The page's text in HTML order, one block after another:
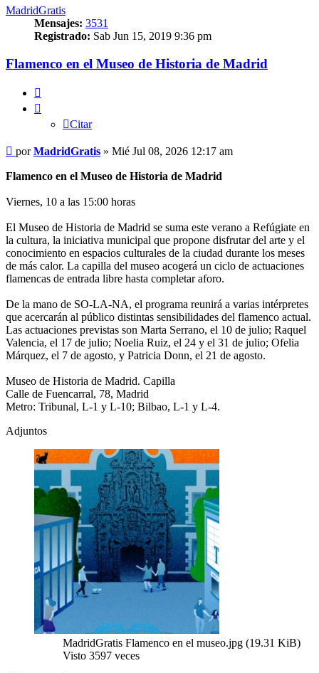
MadridGratis
Mensajes: 3531
Registrado: Sab Jun 15, 2019 9:36 pm
Flamenco en el Museo de Historia de Madrid
Citar
Mensaje
porMadridGratis » Mié Jul 08, 2026 12:17 am
Flamenco en el Museo de Historia de Madrid
Viernes, 10 a las 15:00 horas
El Museo de Historia de Madrid se suma este verano a Refúgiate en
la cultura, la iniciativa municipal que propone disfrutar del arte y el
conocimiento en espacios culturales de la ciudad durante los meses
de más calor. La capilla del museo acogerá un ciclo de actuaciones
flamencas de entrada libre hasta completar aforo.
De la mano de SO-LA-NA, el programa reunirá a varias intérpretes
que acercarán al público distintas sensibilidades del flamenco actual.
Las actuaciones previstas son Marta Serrano, el 10 de julio; Raquel
Valencia, el 17 de julio; Noelia Ruiz, el 24 y el 31 de julio; Ofelia
Márquez, el 7 de agosto, y Patricia Donn, el 21 de agosto.
Museo de Historia de Madrid. Capilla
Calle de Fuencarral, 78, Madrid
Metro: Tribunal, L-1 y L-10; Bilbao, L-1 y L-4.
Adjuntos
MadridGratis Flamenco en el museo.jpg (19.31 KiB)
Visto 3597 veces